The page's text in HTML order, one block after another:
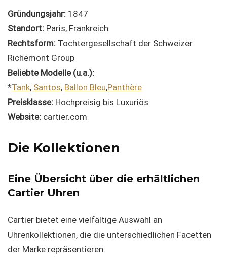
Gründungsjahr: 1847
Standort: Paris, Frankreich
Rechtsform: Tochtergesellschaft der Schweizer
Richemont Group
Beliebte Modelle (u.a.):
*Tank, Santos, Ballon Bleu,Panthère
Preisklasse: Hochpreisig bis Luxuriös
Website: cartier.com
Die Kollektionen
Eine Übersicht über die erhältlichen
Cartier Uhren
Cartier bietet eine vielfältige Auswahl an
Uhrenkollektionen, die die unterschiedlichen Facetten
der Marke repräsentieren.